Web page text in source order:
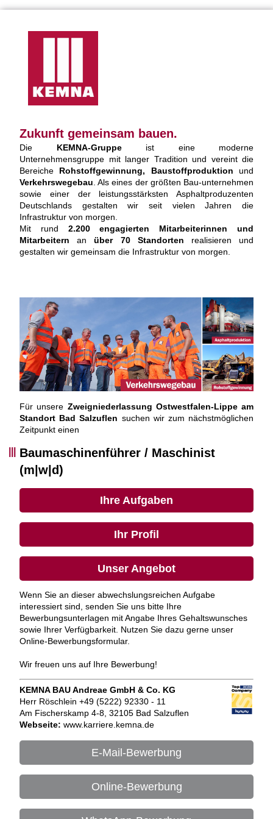
Zukunft gemeinsam bauen.
Die KEMNA-Gruppeist eine moderne
Unternehmensgruppe mit langer Tradition und vereint die
Bereiche Rohstoffgewinnung, Baustoffproduktionund
Verkehrswegebau. Als eines der größten Bau-unternehmen
sowie einer der leistungsstärksten Asphaltproduzenten
Deutschlands gestalten wir seit vielen Jahren die
Infrastruktur von morgen.
Mit rund 2.200 engagierten Mitarbeiterinnen und
Mitarbeitern anüber 70 Standorten realisieren und
gestalten wir gemeinsam die Infrastruktur von morgen.
Für unsere Zweigniederlassung Ostwestfalen-Lippe am
Standort Bad Salzuflen suchen wir zum nächstmöglichen
Zeitpunkt einen
Baumaschinenführer / Maschinist
(m|w|d)
Ihre Aufgaben
Ihr Profil
Unser Angebot
Wenn Sie an dieser abwechslungsreichen Aufgabe
interessiert sind, senden Sie uns bitte Ihre
Bewerbungsunterlagen mit Angabe Ihres Gehaltswunsches
sowie Ihrer Verfügbarkeit. Nutzen Sie dazu gerne unser
Online-Bewerbungsformular.
Wir freuen uns auf Ihre Bewerbung!
KEMNA BAU Andreae GmbH & Co. KG
Herr Röschlein +49 (5222) 92330 - 11
Am Fischerskamp 4-8, 32105 Bad Salzuflen
Webseite: www.karriere.kemna.de
E-Mail-Bewerbung
Online-Bewerbung